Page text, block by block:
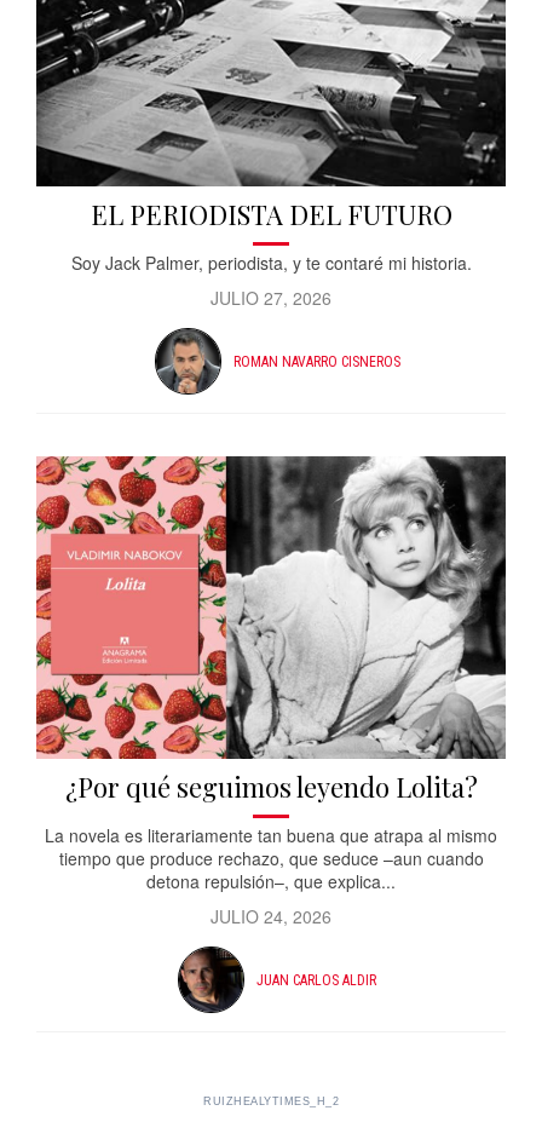
EL PERIODISTA DEL FUTURO
Soy Jack Palmer, periodista, y te contaré mi historia.
JULIO 27, 2026
ROMAN NAVARRO CISNEROS
¿Por qué seguimos leyendo Lolita?
La novela es literariamente tan buena que atrapa al mismo
tiempo que produce rechazo, que seduce –aun cuando
detona repulsión–, que explica...
JULIO 24, 2026
JUAN CARLOS ALDIR
RUIZHEALYTIMES_H_2